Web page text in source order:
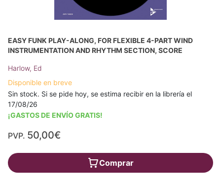
EASY FUNK PLAY-ALONG, FOR FLEXIBLE 4-PART WIND
INSTRUMENTATION AND RHYTHM SECTION, SCORE
Harlow, Ed
Disponible en breve
Sin stock. Si se pide hoy, se estima recibir en la librería el
17/08/26
¡GASTOS DE ENVÍO GRATIS!
PVP. 50,00€
Comprar